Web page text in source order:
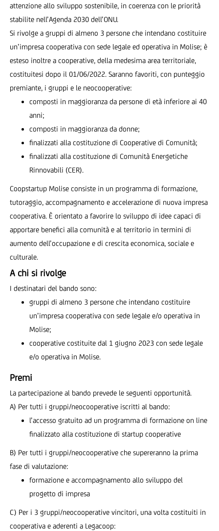
attenzione allo sviluppo sostenibile, in coerenza con le priorità
stabilite nell’Agenda 2030 dell’ONU.
Si rivolge a gruppi di almeno 3 persone che intendano costituire
un’impresa cooperativa con sede legale ed operativa in Molise; è
esteso inoltre a cooperative, della medesima area territoriale,
costituitesi dopo il 01/06/2022. Saranno favoriti, con punteggio
premiante, i gruppi e le neocooperative:
composti in maggioranza da persone di età inferiore ai 40
anni;
composti in maggioranza da donne;
finalizzati alla costituzione di Cooperative di Comunità;
finalizzati alla costituzione di Comunità Energetiche
Rinnovabili (CER).
Coopstartup Molise consiste in un programma di formazione,
tutoraggio, accompagnamento e accelerazione di nuova impresa
cooperativa. È orientato a favorire lo sviluppo di idee capaci di
apportare benefici alla comunità e al territorio in termini di
aumento dell’occupazione e di crescita economica, sociale e
culturale.
A chi si rivolge
I destinatari del bando sono:
gruppi di almeno 3 persone che intendano costituire
un’impresa cooperativa con sede legale e/o operativa in
Molise;
cooperative costituite dal 1 giugno 2023 con sede legale
e/o operativa in Molise.
Premi
La partecipazione al bando prevede le seguenti opportunità.
A) Per tutti i gruppi/neocooperative iscritti al bando:
l’accesso gratuito ad un programma di formazione on line
finalizzato alla costituzione di startup cooperative
B) Per tutti i gruppi/neocooperative che supereranno la prima
fase di valutazione:
formazione e accompagnamento allo sviluppo del
progetto di impresa
C) Per i 3 gruppi/neocooperative vincitori, una volta costituiti in
cooperativa e aderenti a Legacoop: